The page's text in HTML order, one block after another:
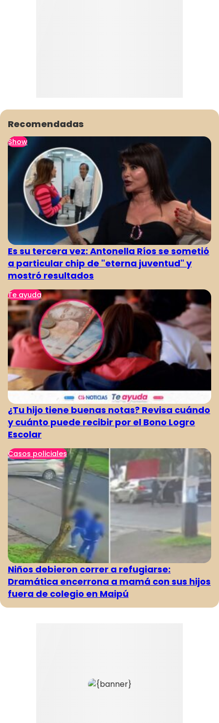
Recomendadas
Show
Es su tercera vez: Antonella Ríos se sometió
a particular chip de "eterna juventud" y
mostró resultados
Te ayuda
¿Tu hijo tiene buenas notas? Revisa cuándo
y cuánto puede recibir por el Bono Logro
Escolar
Casos policiales
Niños debieron correr a refugiarse:
Dramática encerrona a mamá con sus hijos
fuera de colegio en Maipú